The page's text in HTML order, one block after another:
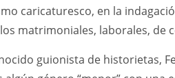
caricaturesco, en la
matrimoniales, laborales, de
guionista de historietas,